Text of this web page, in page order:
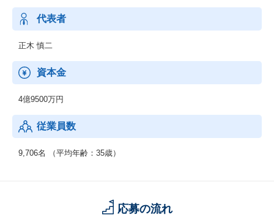
上流工程から下流工程までご提案いたします。
3．新技術領域 (RPA・セキュリティ等)
RPA、IoT、セキュリティ、MBD、ドローン等の新技術領域へのニ
【男女比】
【年齢構成】
：20代：33％、30代：41％、40代以上：26％
【勤続年数】
：残業平均15.8時間、有給取得率90.0%、育休・産休取得率10
0％、復職率89％※男性も育児休暇取得実績があります。
代表者
正木 慎二
資本金
4億9500万円
従業員数
9,706名 （平均年齢：35歳）
応募の流れ